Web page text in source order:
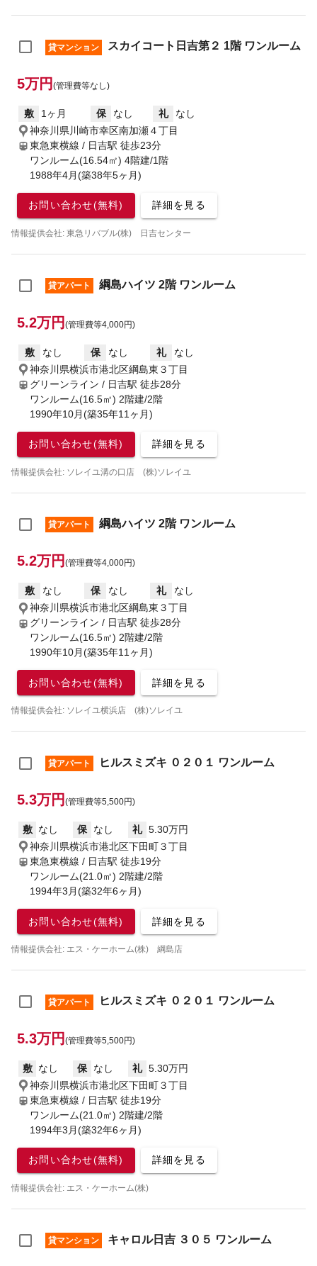
貸マンション スカイコート日吉第２ 1階 ワンルーム
5万円 (管理費等なし)
敷 1ヶ月 保 なし 礼
なし
神奈川県川崎市幸区南加瀬４丁目
東急東横線 / 日吉駅 徒歩23分
ワンルーム(16.54㎡) 4階建/1階
1988年4月(築38年5ヶ月)
お問い合わせ(無料) 詳細を見る
情報提供会社: 東急リバブル(株) 日吉センター
貸アパート 綱島ハイツ 2階 ワンルーム
5.2万円 (管理費等4,000円)
敷 なし 保 なし 礼
なし
神奈川県横浜市港北区綱島東３丁目
グリーンライン / 日吉駅 徒歩28分
ワンルーム(16.5㎡) 2階建/2階
1990年10月(築35年11ヶ月)
お問い合わせ(無料) 詳細を見る
情報提供会社: ソレイユ溝の口店 (株)ソレイユ
貸アパート 綱島ハイツ 2階 ワンルーム
5.2万円 (管理費等4,000円)
敷 なし 保 なし 礼
なし
神奈川県横浜市港北区綱島東３丁目
グリーンライン / 日吉駅 徒歩28分
ワンルーム(16.5㎡) 2階建/2階
1990年10月(築35年11ヶ月)
お問い合わせ(無料) 詳細を見る
情報提供会社: ソレイユ横浜店 (株)ソレイユ
貸アパート ヒルスミズキ ０２０１ ワンルーム
5.3万円 (管理費等5,500円)
敷 なし 保 なし 礼 5.30万円
神奈川県横浜市港北区下田町３丁目
東急東横線 / 日吉駅 徒歩19分
ワンルーム(21.0㎡) 2階建/2階
1994年3月(築32年6ヶ月)
お問い合わせ(無料) 詳細を見る
情報提供会社: エス・ケーホーム(株) 綱島店
貸アパート ヒルスミズキ ０２０１ ワンルーム
5.3万円 (管理費等5,500円)
敷 なし 保 なし 礼 5.30万円
神奈川県横浜市港北区下田町３丁目
東急東横線 / 日吉駅 徒歩19分
ワンルーム(21.0㎡) 2階建/2階
1994年3月(築32年6ヶ月)
お問い合わせ(無料) 詳細を見る
情報提供会社: エス・ケーホーム(株)
貸マンション キャロル日吉 ３０５ ワンルーム